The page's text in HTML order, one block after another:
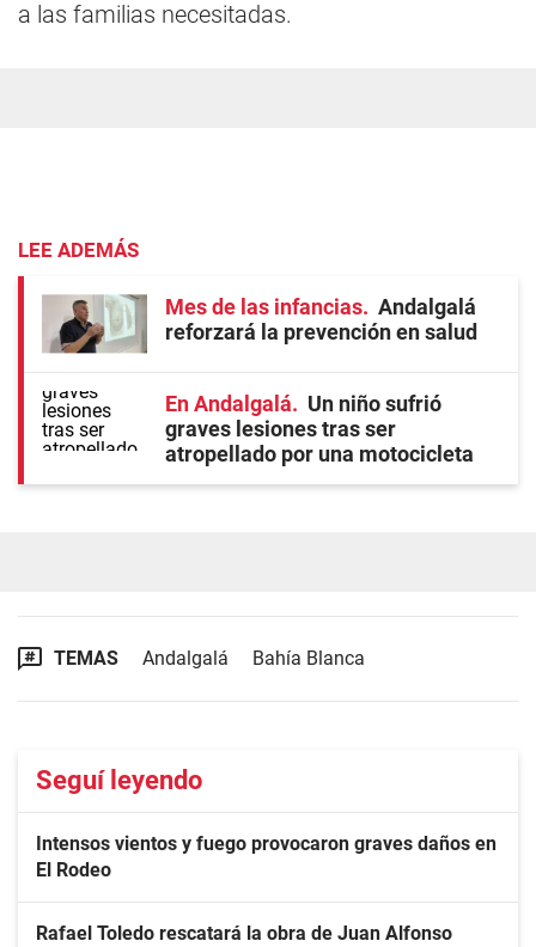
a las familias necesitadas.
LEE ADEMÁS
Mes de las infancias
Andalgalá
reforzará la prevención en salud
En Andalgalá
Un niño sufrió
graves lesiones tras ser
atropellado por una motocicleta
TEMAS Andalgalá Bahía Blanca
Seguí leyendo
Intensos vientos y fuego provocaron graves daños en
El Rodeo
Rafael Toledo rescatará la obra de Juan Alfonso